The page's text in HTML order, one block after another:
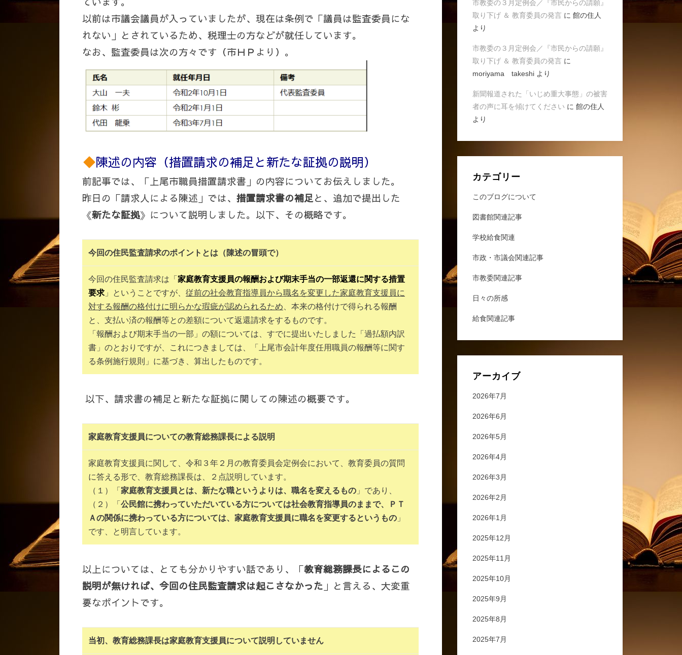
以前は市議会議員が入っていましたが、現在は条例で「議員は監査委員にな
れない」とされているため、税理士の方などが就任しています。
なお、監査委員は次の方々です（市ＨＰより）。
陳述の内容（措置請求の補足と新たな証拠の説明）
前記事では、「上尾市職員措置請求書」の内容についてお伝えしました。
昨日の「請求人による陳述」では、 措置請求書の補足と、追加で提出した
《新たな証拠》について説明しました。以下、その概略です。
今回の住民監査請求のポイントとは（陳述の冒頭で）
今回の住民監査請求は「 家庭教育支援員の報酬および期末手当の一部返還に関する措置
要求 」ということですが、 従前の社会教育指導員から職名を変更した家庭教育支援員に
対する報酬の格付けに明らかな瑕疵が認められるため 、本来の格付けで得られる報酬
と、支払い済の報酬等との差額について返還請求をするものです。
「報酬および期末手当の一部」の額については、すでに提出いたしました「過払額内訳
書」のとおりですが、これにつきましては、「上尾市会計年度任用職員の報酬等に関す
る条例施行規則」に基づき、算出したものです。
以下、請求書の補足と新たな証拠に関しての陳述の概要です。
家庭教育支援員についての教育総務課長による説明
家庭教育支援員に関して、令和３年２月の教育委員会定例会において、教育委員の質問
に答える形で、教育総務課長は、２点説明しています。
（１）「 家庭教育支援員とは、新たな職というよりは、職名を変えるもの 」であり、
（２）「 公民館に携わっていただいている方については社会教育指導員のままで、ＰＴ
Ａの関係に携わっている方については、家庭教育支援員に職名を変更するというもの 」
です、と明言しています。
以上については、とても分かりやすい話であり、「教育総務課長によるこの
説明が無ければ、今回の住民監査請求は起こさなかった 」と言える、大変重
要なポイントです。
当初、教育総務課長は家庭教育支援員について説明していません
市教委の３月定例会／『市民からの請願』
取り下げ ＆ 教育委員の発言に 館の住人
より
市教委の３月定例会／『市民からの請願』
取り下げ ＆ 教育委員の発言に
moriyama takeshiより
新聞報道された「いじめ重大事態」の被害
者の声に耳を傾けてください に 館の住人
より
カテゴリー
このブログについて
図書館関連記事
学校給食関連
市政・市議会関連記事
市教委関連記事
日々の所感
給食関連記事
アーカイブ
2026年7月
2026年6月
2026年5月
2026年4月
2026年3月
2026年2月
2026年1月
2025年12月
2025年11月
2025年10月
2025年9月
2025年8月
2025年7月